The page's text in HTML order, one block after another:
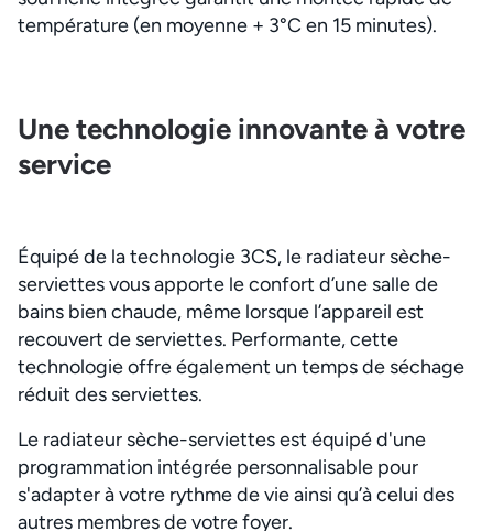
température (en moyenne + 3°C en 15 minutes).
Une technologie innovante à votre
service
Équipé de la technologie 3CS, le radiateur sèche-
serviettes vous apporte le confort d’une salle de
bains bien chaude, même lorsque l’appareil est
recouvert de serviettes. Performante, cette
technologie offre également un temps de séchage
réduit des serviettes.
Le radiateur sèche-serviettes est équipé d'une
programmation intégrée personnalisable pour
s'adapter à votre rythme de vie ainsi qu’à celui des
autres membres de votre foyer.